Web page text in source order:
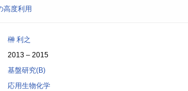
高度利用
榊 利之
2013 – 2015
基盤研究(B)
応用生物化学